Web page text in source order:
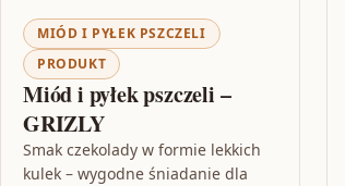
MIÓD I PYŁEK PSZCZELI
PRODUKT
Miód i pyłek pszczeli –
GRIZLY
Smak czekolady w formie lekkich
kulek – wygodne śniadanie dla